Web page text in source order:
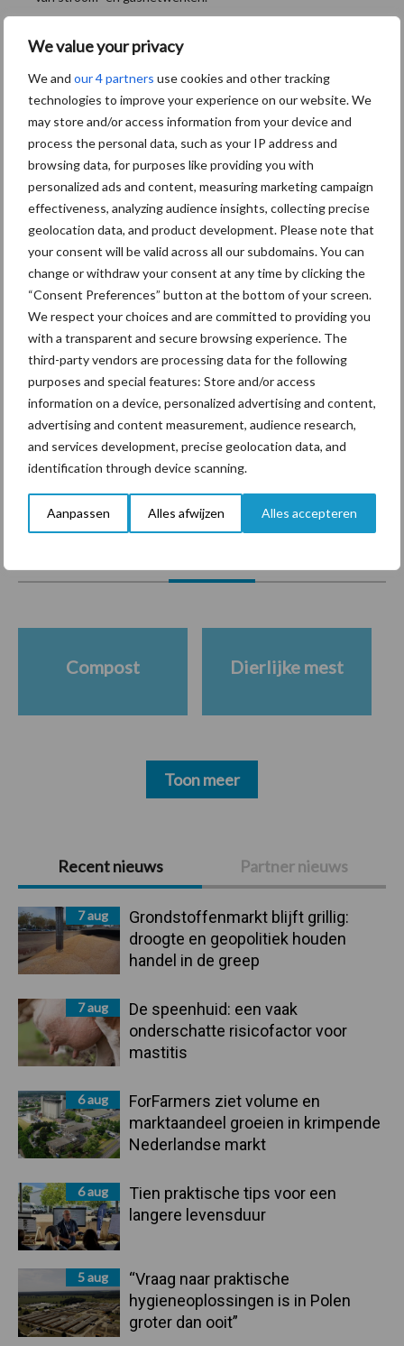
We value your privacy
We and our 4 partners use cookies and other tracking
technologies to improve your experience on our website. We
may store and/or access information from your device and
process the personal data, such as your IP address and
browsing data, for purposes like providing you with
personalized ads and content, measuring marketing campaign
effectiveness, analyzing audience insights, collecting precise
geolocation data, and product development. Please note that
your consent will be valid across all our subdomains. You can
change or withdraw your consent at any time by clicking the
“Consent Preferences” button at the bottom of your screen.
We respect your choices and are committed to providing you
with a transparent and secure browsing experience. The
third-party vendors are processing data for the following
purposes and special features: Store and/or access
information on a device, personalized advertising and content,
advertising and content measurement, audience research,
and services development, precise geolocation data, and
identification through device scanning.
Aanpassen Alles afwijzen Alles accepteren
Primaire
Sidebar
Recent nieuws Partner nieuws
7 aug
Grondstoffenmarkt blijft grillig:
droogte en geopolitiek houden
handel in de greep
7 aug
De speenhuid: een vaak
onderschatte risicofactor voor
mastitis
6 aug
ForFarmers ziet volume en
marktaandeel groeien in krimpende
Nederlandse markt
6 aug
Tien praktische tips voor een
langere levensduur
5 aug
“Vraag naar praktische
hygieneoplossingen is in Polen
groter dan ooit”
Aanbevolen voor jou!
Grondstoffenmarkt blijft
grillig: droogte en
geopolitiek houden handel
in de greep
De speenhuid: een vaak
onderschatte risicofactor
voor mastitis
ForFarmers ziet volume en
marktaandeel groeien in
krimpende Nederlandse
markt
Themapagina's
Compost Dierlijke mest
Toon meer